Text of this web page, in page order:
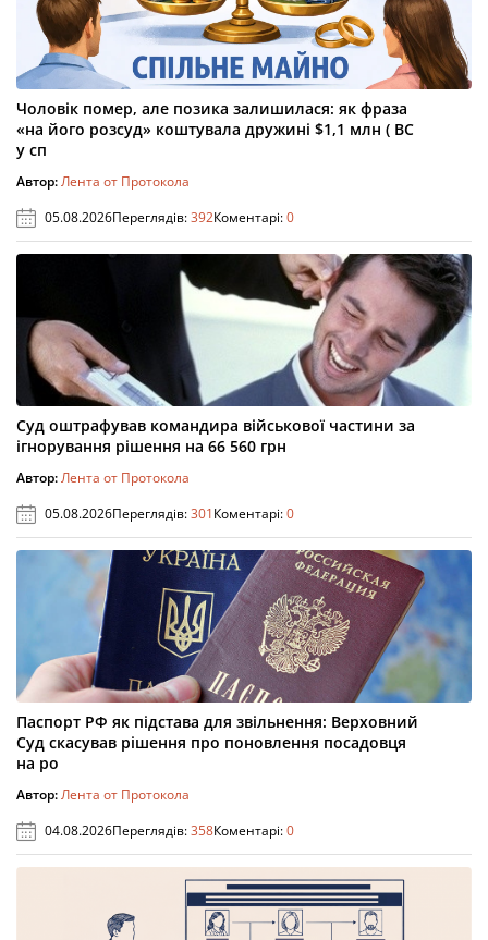
Чоловік помер, але позика залишилася: як фраза
«на його розсуд» коштувала дружині $1,1 млн ( ВС
у сп
Автор:Лента от Протокола
05.08.2026Переглядів:392Коментарі:0
Суд оштрафував командира військової частини за
ігнорування рішення на 66 560 грн
Автор:Лента от Протокола
05.08.2026Переглядів:301Коментарі:0
Паспорт РФ як підстава для звільнення: Верховний
Суд скасував рішення про поновлення посадовця
на ро
Автор:Лента от Протокола
04.08.2026Переглядів:358Коментарі:0